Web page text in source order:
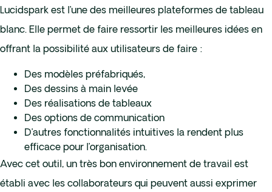
Lucidspark est l’une des meilleures plateformes de tableau
blanc. Elle permet de faire ressortir les meilleures idées en
offrant la possibilité aux utilisateurs de faire :
Des modèles préfabriqués,
Des dessins à main levée
Des réalisations de tableaux
Des options de communication
D’autres fonctionnalités intuitives la rendent plus
efficace pour l’organisation.
Avec cet outil, un très bon environnement de travail est
établi avec les collaborateurs qui peuvent aussi exprimer